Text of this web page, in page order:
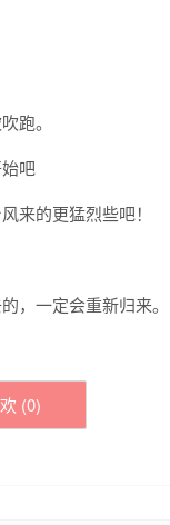
跑。
吧
来的更猛烈些吧！
，一定会重新归来。
(0)